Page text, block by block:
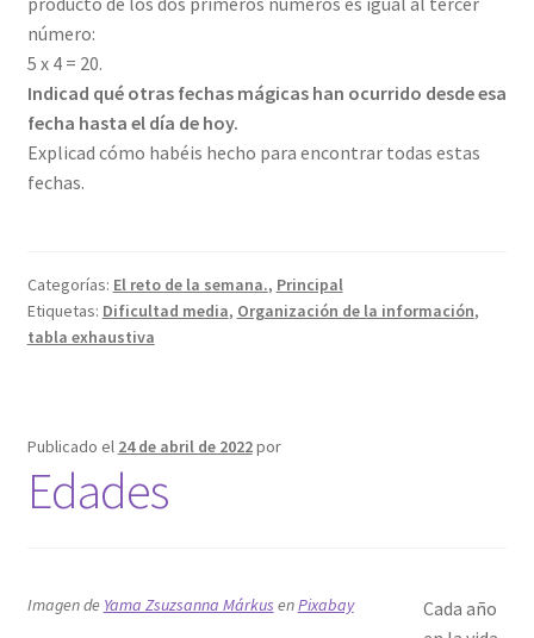
número:
5 x 4 = 20.
Indicad qué otras fechas mágicas han ocurrido desde esa
fecha hasta el día de hoy.
Explicad cómo habéis hecho para encontrar todas estas
fechas.
Categorías: El reto de la semana., Principal
Etiquetas: Dificultad media, Organización de la información,
tabla exhaustiva
Publicado el 24 de abril de 2022por
Edades
Imagen de Yama Zsuzsanna Márkus enPixabay
Cada año